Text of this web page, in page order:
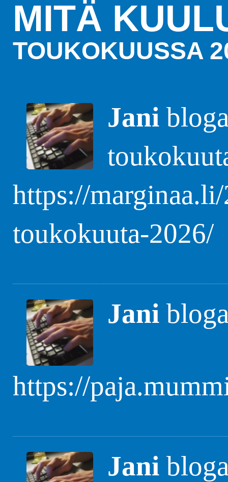
MITÄ
TOUKOKUUSSA
Jani
https://
toukokuuta-2026/
Jani
https://
Jani